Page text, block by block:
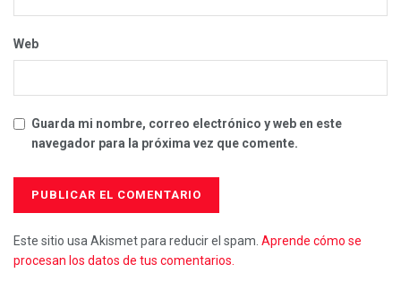
Web
Guarda mi nombre, correo electrónico y web en este
navegador para la próxima vez que comente.
Este sitio usa Akismet para reducir el spam. Aprende cómo se
procesan los datos de tus comentarios.